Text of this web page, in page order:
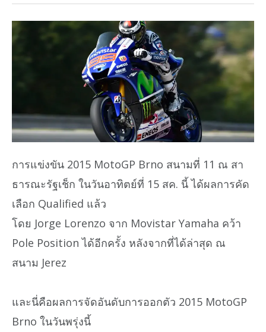
การแข่งขัน 2015 MotoGP Brno สนามที่ 11 ณ สา
ธารณะรัฐเช็ก ในวันอาทิตย์ที่ 15 สค. นี้ ได้ผลการคัด
เลือก Qualified แล้ว
โดย Jorge Lorenzo จาก Movistar Yamaha คว้า
Pole Position ได้อีกครั้ง หลังจากที่ได้ล่าสุด ณ
สนาม Jerez
และนี่คือผลการจัดอันดับการออกตัว 2015 MotoGP
Brno ในวันพรุ่งนี้